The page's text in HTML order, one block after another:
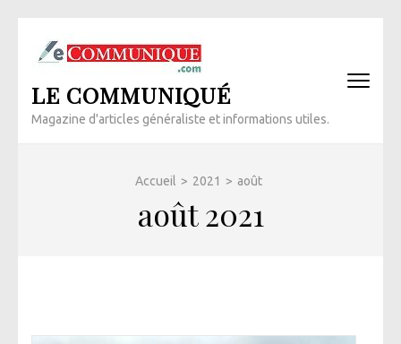
(Pressez
Entrée)
LE COMMUNIQUÉ
Magazine d'articles généraliste et informations utiles.
Accueil > 2021 > août
août 2021